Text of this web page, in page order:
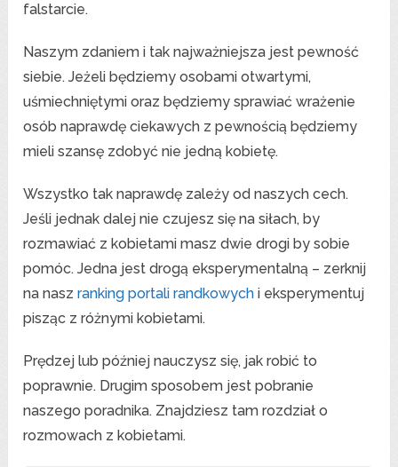
falstarcie.
Naszym zdaniem i tak najważniejsza jest pewność
siebie. Jeżeli będziemy osobami otwartymi,
uśmiechniętymi oraz będziemy sprawiać wrażenie
osób naprawdę ciekawych z pewnością będziemy
mieli szansę zdobyć nie jedną kobietę.
Wszystko tak naprawdę zależy od naszych cech.
Jeśli jednak dalej nie czujesz się na siłach, by
rozmawiać z kobietami masz dwie drogi by sobie
pomóc. Jedna jest drogą eksperymentalną – zerknij
na naszranking portali randkowych i eksperymentuj
pisząc z różnymi kobietami.
Prędzej lub później nauczysz się, jak robić to
poprawnie. Drugim sposobem jest pobranie
naszego poradnika. Znajdziesz tam rozdział o
rozmowach z kobietami.